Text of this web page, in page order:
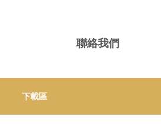
聯絡我們
下載區